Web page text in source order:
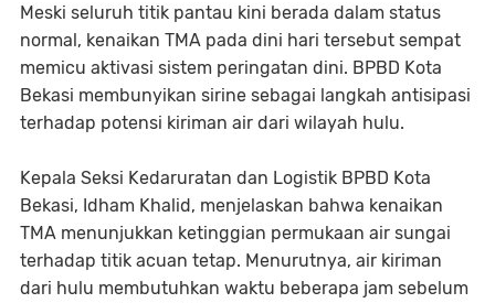
Meski seluruh titik pantau kini berada dalam status
normal, kenaikan TMA pada dini hari tersebut sempat
memicu aktivasi sistem peringatan dini. BPBD Kota
Bekasi membunyikan sirine sebagai langkah antisipasi
terhadap potensi kiriman air dari wilayah hulu.
Kepala Seksi Kedaruratan dan Logistik BPBD Kota
Bekasi, Idham Khalid, menjelaskan bahwa kenaikan
TMA menunjukkan ketinggian permukaan air sungai
terhadap titik acuan tetap. Menurutnya, air kiriman
dari hulu membutuhkan waktu beberapa jam sebelum